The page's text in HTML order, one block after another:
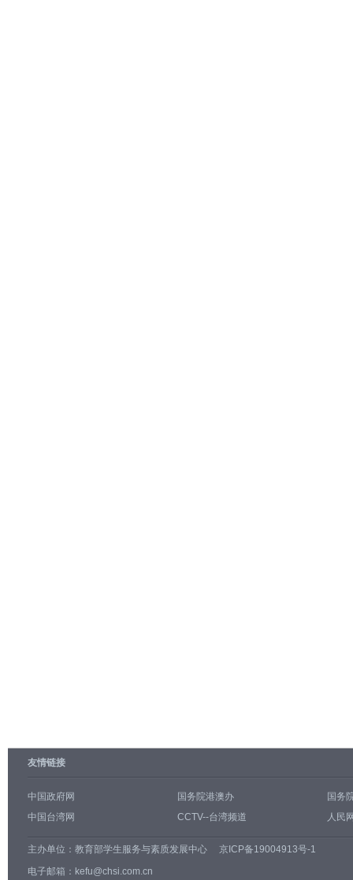
友情链接
中国政府网 国务院港澳办
国务
中国台湾网
CCTV--台湾频道 人民
主办单位： 教育部学生服务与素质发展中心
京ICP备19004913号-1
电子邮箱：kefu@chsi.com.cn